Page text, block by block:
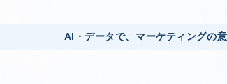
AI・データで、マーケティングの